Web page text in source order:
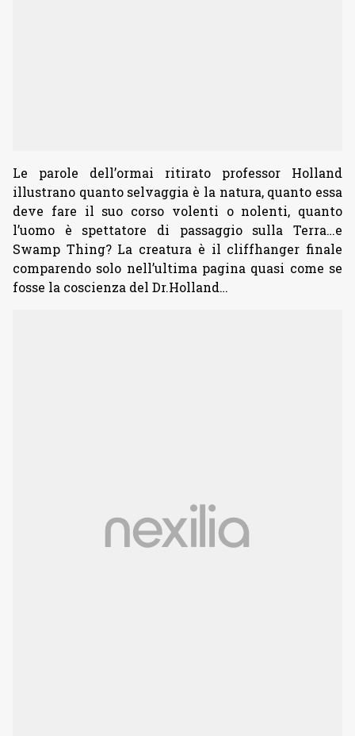
Le parole dell’ormai ritirato professor Holland
illustrano quanto selvaggia è la natura, quanto essa
deve fare il suo corso volenti o nolenti, quanto
l’uomo è spettatore di passaggio sulla Terra…e
Swamp Thing? La creatura è il cliffhanger finale
comparendo solo nell’ultima pagina quasi come se
fosse la coscienza del Dr.Holland…